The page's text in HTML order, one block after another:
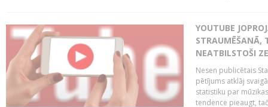
YOUTUBE
STRAUMĒŠANĀ,
NEATBILSTOŠI
Nesen publicētais
pētījums atklāj
statistiku par
tendence pieaugt,